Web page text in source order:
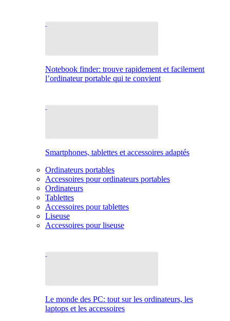
Notebook finder: trouve rapidement et facilement
l’ordinateur portable qui te convient
Smartphones, tablettes et accessoires adaptés
Ordinateurs portables
Accessoires pour ordinateurs portables
Ordinateurs
Tablettes
Accessoires pour tablettes
Liseuse
Accessoires pour liseuse
Le monde des PC: tout sur les ordinateurs, les
laptops et les accessoires